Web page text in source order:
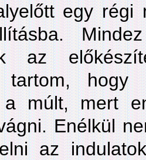
egy régi
az
tartom, hogy
a múlt, mert
Enélkül
az